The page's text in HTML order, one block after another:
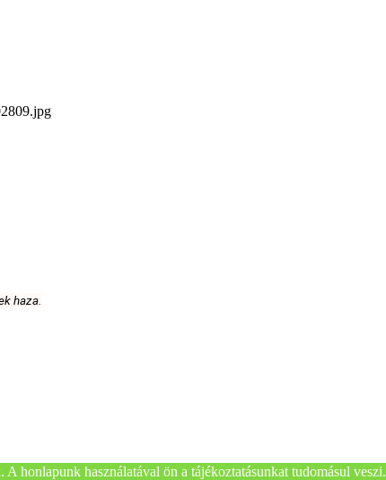
haza.
honlapunk használatával ön a tájékoztatásunkat tudomásul veszi.